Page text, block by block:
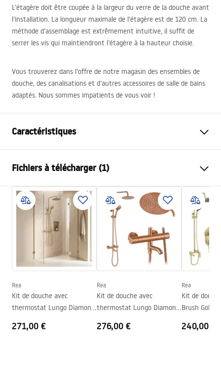
L’étagère doit être coupée à la largeur du verre de la douche avant
l’installation. La longueur maximale de l’étagère est de 120 cm. La
méthode d’assemblage est extrêmement intuitive, il suffit de
serrer les vis qui maintiendront l’étagère à la hauteur choisie.
Vous trouverez dans l’offre de notre magasin des ensembles de
douche, des canalisations et d’autres accessoires de salle de bains
adaptés. Nous sommes impatients de vous voir !
Caractéristiques
Couleur
Type de cabine de douche
walk-in
Couleur du verre
Transparent 8mm
Modèle
Bler
Sens de la cabine
Réversible
Garantie
24 mois
Fichiers à télécharger (1)
Instrukcja_montażu_FR
Paroi de douche Bler FR.pdf
Rea
Kit de douche avec
thermostat Lungo Diamond
271,00 €
Rea
Kit de douche avec
thermostat Lungo Diamond
276,00 €
Rea
Kit de
Brush Gold
240,00 €